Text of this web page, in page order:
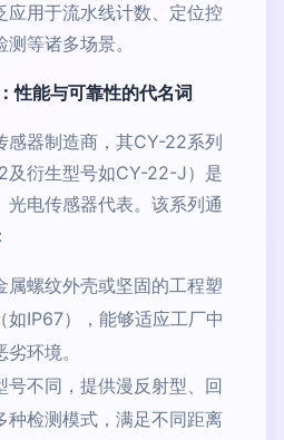
应用于流水线计数、定位控
等诸多场景。
性能与可靠性的代名词
感器制造商，其CY-22系列
及衍生型号如CY-22-J）是
光电传感器代表。该系列通
属螺纹外壳或坚固的工程塑
如IP67），能够适应工厂中
环境。
号不同，提供漫反射型、回
种检测模式，满足不同距离